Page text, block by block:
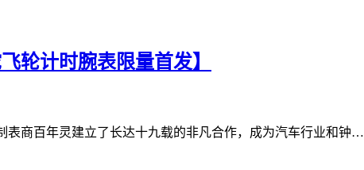
轮计时腕表限量首发】
表商百年灵建立了长达十九载的非凡合作，成为汽车行业和钟…